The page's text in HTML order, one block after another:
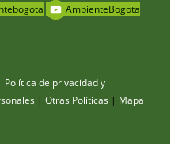
AmbienteBogota
Política de privacidad y
| Otras Políticas | Mapa